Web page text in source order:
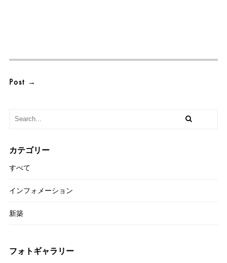
カテゴリー
すべて
インフォメーション
新築
フォトギャラリー